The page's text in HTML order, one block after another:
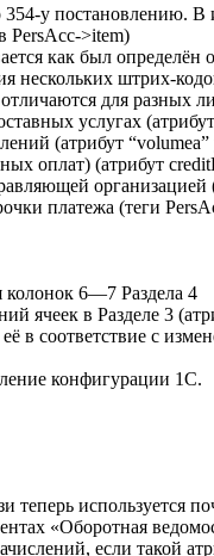
у постановлению. В
PersAcc->item)
как был
нескольких штрих-
для разных
услугах
(атрибут “volumea”
оплат) (атрибут
платежа (теги
колонок 6—7 Раздела 4
ячеек в Разделе 3
в соответствие с
конфигурации 1С.
теперь используется
«Оборотная
если такой